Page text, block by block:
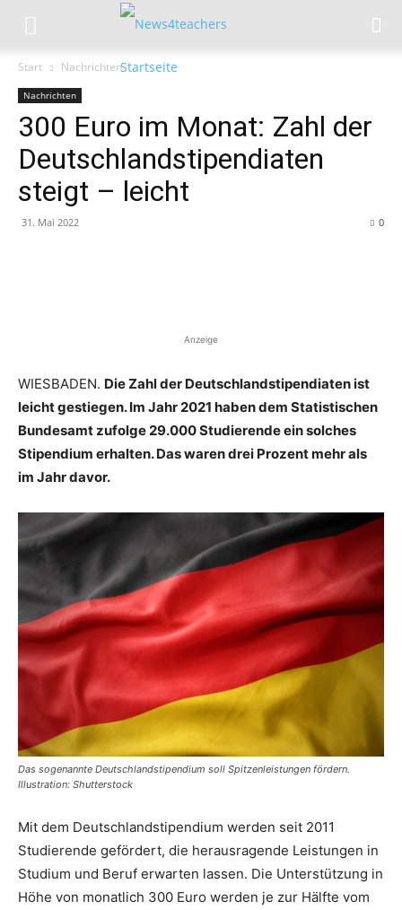
Start Nachrichten
Nachrichten
300 Euro im Monat: Zahl der
Deutschlandstipendiaten
steigt – leicht
31. Mai 2022 0
Anzeige
WIESBADEN. Die Zahl der Deutschlandstipendiaten ist
leicht gestiegen. Im Jahr 2021 haben dem Statistischen
Bundesamt zufolge 29.000 Studierende ein solches
Stipendium erhalten. Das waren drei Prozent mehr als
im Jahr davor.
Das sogenannte Deutschlandstipendium soll Spitzenleistungen fördern.
Illustration: Shutterstock
Mit dem Deutschlandstipendium werden seit 2011
Studierende gefördert, die herausragende Leistungen in
Studium und Beruf erwarten lassen. Die Unterstützung in
Höhe von monatlich 300 Euro werden je zur Hälfte vom